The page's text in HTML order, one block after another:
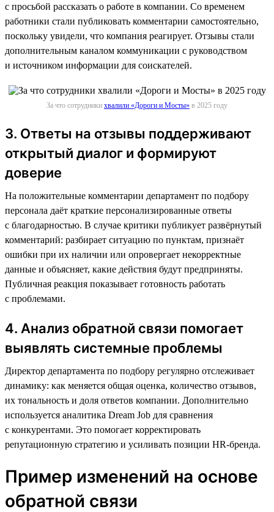
с просьбой рассказать о работе в компании. Со временем
работники стали публиковать комментарии самостоятельно,
поскольку увидели, что компания реагирует. Отзывы стали
дополнительным каналом коммуникации с руководством
и источником информации для соискателей.
За что сотрудники хвалили «Дороги и Мосты» в 2025 году
3. Ответы на отзывы поддерживают
открытый диалог и формируют
доверие
На положительные комментарии департамент по подбору
персонала даёт краткие персонализированные ответы
с благодарностью. В случае критики публикует развёрнутый
комментарий: разбирает ситуацию по пунктам, признаёт
ошибки при их наличии или опровергает некорректные
данные и объясняет, какие действия будут предприняты.
Публичная реакция показывает готовность работать
с проблемами.
4. Анализ обратной связи помогает
выявлять системные проблемы
Директор департамента по подбору регулярно отслеживает
динамику: как меняется общая оценка, количество отзывов,
их тональность и доля ответов компании. Дополнительно
используется аналитика Dream Job для сравнения
с конкурентами. Это помогает корректировать
репутационную стратегию и усиливать позиции HR-бренда.
Пример изменений на основе
обратной связи